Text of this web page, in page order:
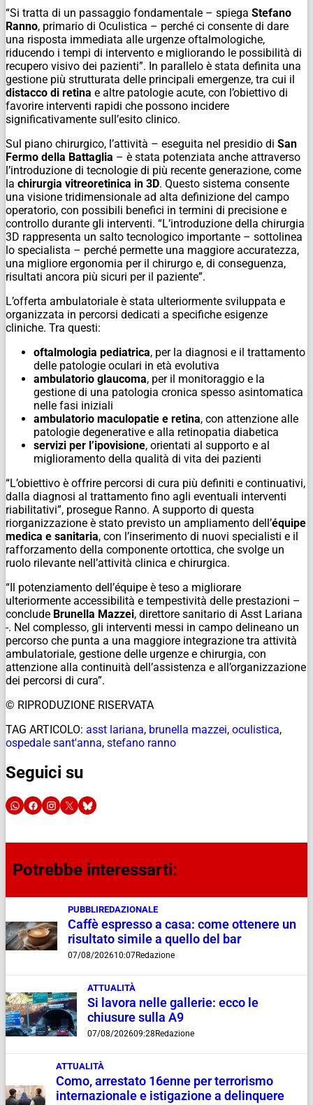
“Si tratta di un passaggio fondamentale – spiega Stefano
Ranno, primario di Oculistica – perché ci consente di dare
una risposta immediata alle urgenze oftalmologiche,
riducendo i tempi di intervento e migliorando le possibilità di
recupero visivo dei pazienti”. In parallelo è stata definita una
gestione più strutturata delle principali emergenze, tra cui il
distacco di retina e altre patologie acute, con l’obiettivo di
favorire interventi rapidi che possono incidere
significativamente sull’esito clinico.
Sul piano chirurgico, l’attività – eseguita nel presidio di San
Fermo della Battaglia – è stata potenziata anche attraverso
l’introduzione di tecnologie di più recente generazione, come
la chirurgia vitreoretinica in 3D. Questo sistema consente
una visione tridimensionale ad alta definizione del campo
operatorio, con possibili benefici in termini di precisione e
controllo durante gli interventi. “L’introduzione della chirurgia
3D rappresenta un salto tecnologico importante – sottolinea
lo specialista – perché permette una maggiore accuratezza,
una migliore ergonomia per il chirurgo e, di conseguenza,
risultati ancora più sicuri per il paziente”.
L’offerta ambulatoriale è stata ulteriormente sviluppata e
organizzata in percorsi dedicati a specifiche esigenze
cliniche. Tra questi:
oftalmologia pediatrica, per la diagnosi e il trattamento
delle patologie oculari in età evolutiva
ambulatorio glaucoma, per il monitoraggio e la
gestione di una patologia cronica spesso asintomatica
nelle fasi iniziali
ambulatorio maculopatie e retina, con attenzione alle
patologie degenerative e alla retinopatia diabetica
servizi per l’ipovisione, orientati al supporto e al
miglioramento della qualità di vita dei pazienti
“L’obiettivo è offrire percorsi di cura più definiti e continuativi,
dalla diagnosi al trattamento fino agli eventuali interventi
riabilitativi”, prosegue Ranno. A supporto di questa
riorganizzazione è stato previsto un ampliamento dell’équipe
medica e sanitaria, con l’inserimento di nuovi specialisti e il
rafforzamento della componente ortottica, che svolge un
ruolo rilevante nell’attività clinica e chirurgica.
“Il potenziamento dell’équipe è teso a migliorare
ulteriormente accessibilità e tempestività delle prestazioni –
conclude Brunella Mazzei, direttore sanitario di Asst Lariana
-. Nel complesso, gli interventi messi in campo delineano un
percorso che punta a una maggiore integrazione tra attività
ambulatoriale, gestione delle urgenze e chirurgia, con
attenzione alla continuità dell’assistenza e all’organizzazione
dei percorsi di cura”.
© RIPRODUZIONE RISERVATA
TAG ARTICOLO: asst lariana, brunella mazzei, oculistica,
ospedale sant'anna, stefano ranno
Seguici su
Potrebbe interessarti:
PUBBLIREDAZIONALE
Caffè espresso a casa: come ottenere un
risultato simile a quello del bar
07/08/202610:07Redazione
ATTUALITÀ
Si lavora nelle gallerie: ecco le
chiusure sulla A9
07/08/202609:28 Redazione
ATTUALITÀ
Como, arrestato 16enne per terrorismo
internazionale e istigazione a delinquere